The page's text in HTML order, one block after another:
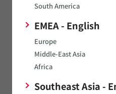
South America
EMEA - English
Europe
Middle-East Asia
Africa
Southeast Asia -
サンプルキット
構造図 / 材料表
会員限定サイト「
はmy Murataアカウント作成 /
Site」の利用申請が必要です。